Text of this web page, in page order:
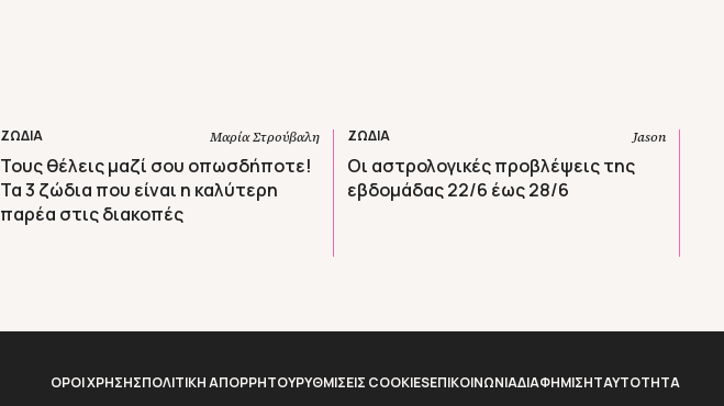
ΖΩΔΙΑ Μαρία Στρούβαλη
Τους θέλεις μαζί σου οπωσδήποτε!
Τα 3 ζώδια που είναι η καλύτερη
παρέα στις διακοπές
ΖΩΔΙΑ Jason
Οι αστρολογικές προβλέψεις της
εβδομάδας 22/6 έως 28/6
ΟΡΟΙ ΧΡΗΣΗΣΠΟΛΙΤΙΚΗ ΑΠΟΡΡΗΤΟΥΡΥΘΜΙΣΕΙΣ COOKIESΕΠΙΚΟΙΝΩΝΙΑΔΙΑΦΗΜΙΣΗTAYTOTHTA